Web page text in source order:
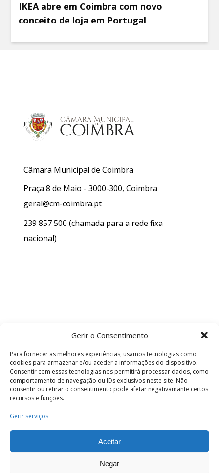
Gerir o Consentimento
Para fornecer as melhores experiências, usamos tecnologias como
cookies para armazenar e/ou aceder a informações do dispositivo.
Consentir com essas tecnologias nos permitirá processar dados, como
comportamento de navegação ou IDs exclusivos neste site. Não
consentir ou retirar o consentimento pode afetar negativamante certos
recursos e funções.
Gerir serviços
Aceitar
Negar
IKEA abre em Coimbra com novo
conceito de loja em Portugal
Câmara Municipal de Coimbra
Praça 8 de Maio - 3000-300, Coimbra
geral@cm-coimbra.pt
239 857 500 (chamada para a rede fixa
nacional)
Termos e Condições
os direitos reservados.